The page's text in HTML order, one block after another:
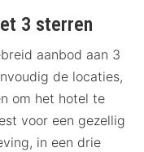
3 sterren
aanbod aan 3
de locaties,
om het hotel te
voor een gezellig
in een drie